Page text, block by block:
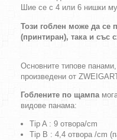
Шие се с 4 или 6 нишки
Този гоблен може да се
(принтиран), така и със
Основните типове
произведени от
Гоблените по щампа
видове панама:
Tip A : 9 отвора/cm
Tip B : 4,4 отвора /cm